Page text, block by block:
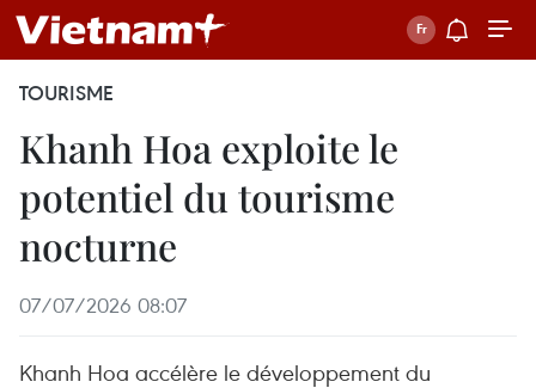
TOURISME
Khanh Hoa exploite le
potentiel du tourisme
nocturne
07/07/2026 08:07
Khanh Hoa accélère le développement du